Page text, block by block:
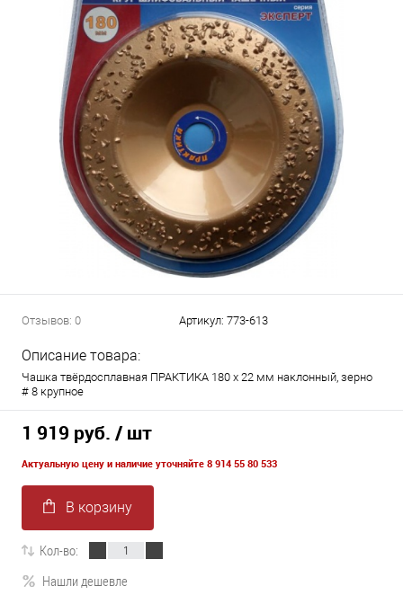
Отзывов: 0 Артикул: 773-613
Описание товара:
Чашка твёрдосплавная ПРАКТИКА 180 х 22 мм наклонный, зерно
# 8 крупное
1 919 руб. / шт
Актуальную цену и наличие уточняйте 8 914 55 80 533
В корзину
Кол-во:
Нашли дешевле